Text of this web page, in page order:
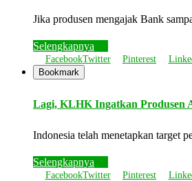
Jika produsen mengajak Bank
Selengkapnya
FacebookTwitter Pinterest
Bookmark
Lagi, KLHK Ingatkan Produsen
Indonesia telah menetapkan target
Selengkapnya
FacebookTwitter Pinterest